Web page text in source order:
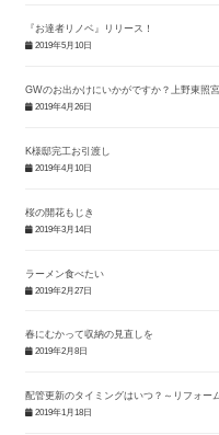
『お達者リノベ』リリース！
2019年5月10日
GWのお出かけにいかがですか？上野東照宮
2019年4月26日
K様邸完工お引渡し
2019年4月10日
桜の開花もじき
2019年3月14日
ラーメン食べたい
2019年2月27日
春にむかって収納の見直しを
2019年2月8日
配管更新のタイミングはいつ？～リフォー
2019年1月18日